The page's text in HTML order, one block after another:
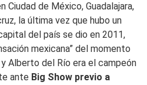
Ciudad de México, Guadalajara,
la última vez que hubo un
del país se dio en 2011,
mexicana” del momento
Alberto del Río era el campeón
ante Big Show previo a